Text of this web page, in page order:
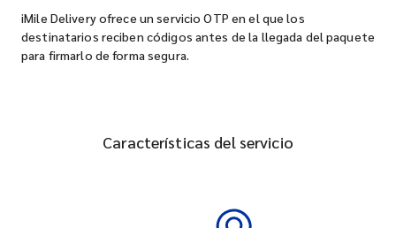
iMile Delivery ofrece un servicio OTP en el que los
destinatarios reciben códigos antes de la llegada del paquete
para firmarlo de forma segura.
Características del servicio